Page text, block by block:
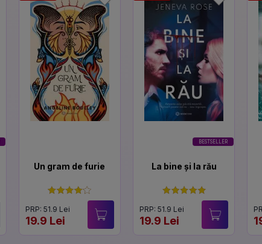
Un gram de furie
PRP: 51.9 Lei
19.9 Lei
BESTSELLER
La bine și la rău
PRP: 51.9 Lei
19.9 Lei